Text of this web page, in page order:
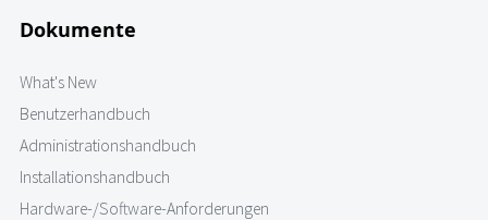
Dokumente
What's New
Benutzerhandbuch
Administrationshandbuch
Installationshandbuch
Hardware-/Software-Anforderungen